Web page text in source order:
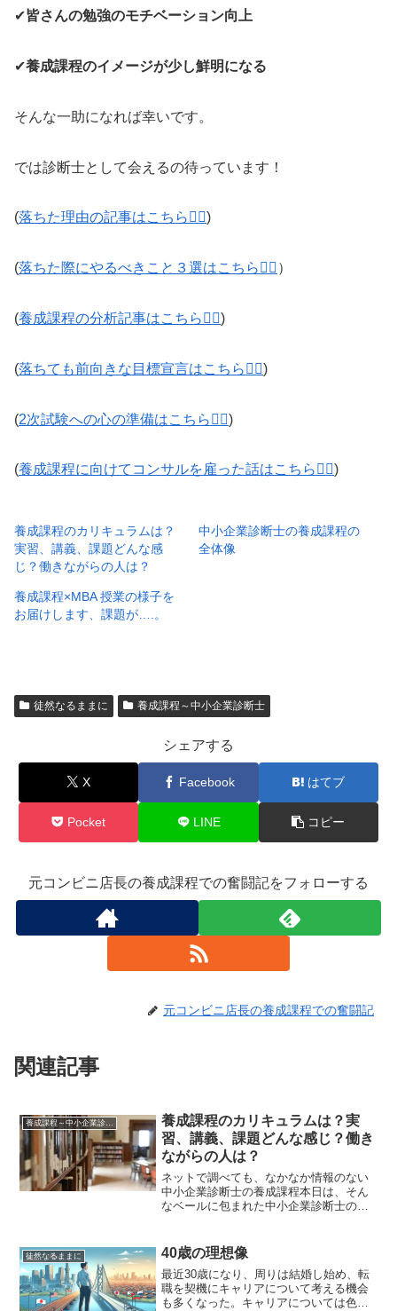
✔皆さんの勉強のモチベーション向上
✔養成課程のイメージが少し鮮明になる
そんな一助になれば幸いです。
では診断士として会えるの待っています！
(落ちた理由の記事はこちら💁‍♂️)
(落ちた際にやるべきこと３選はこちら 💁‍♂️ ）
(養成課程の分析記事はこちら💁‍♂️)
(落ちても前向きな目標宣言はこちら💁‍♂️)
(2次試験への心の準備はこちら💁‍♂️)
(養成課程に向けてコンサルを雇った話はこちら💁‍♂️)
養成課程のカリキュラムは？
実習、講義、課題どんな感
じ？働きながらの人は？
中小企業診断士の養成課程の
全体像
養成課程×MBA 授業の様子を
お届けします、課題が….。
徒然なるままに 養成課程～中小企業診断士
シェアする
X Facebook はてブ
Pocket LINE コピー
元コンビニ店長の養成課程での奮闘記をフォローする
元コンビニ店長の養成課程での奮闘記
関連記事
養成課程～中小企業診断士
養成課程のカリキュラムは？実
習、講義、課題どんな感じ？働き
ながらの人は？
ネットで調べても、なかなか情報のない
中小企業診断士の養成課程本日は、そん
なベールに包まれた中小企業診断士の養
会に行っても、授業の様子や内容の説明
はほとんどありませんもん...
徒然なるままに 40歳の理想像
最近30歳になり、周りは結婚し始め、転
職を契機にキャリアについて考える機会
も多くなった。キャリアについては色々